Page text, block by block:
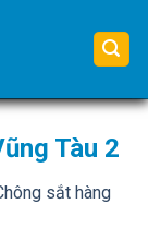
Tàu 2
sắt hàng